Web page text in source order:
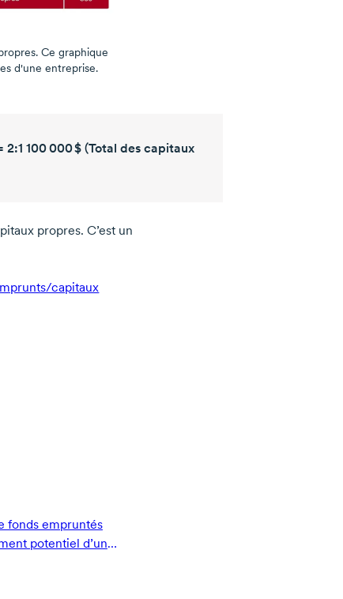
Ce graphique
d'une entreprise.
2:1100 000 $ (Total des capitaux
propres. C’est un
capitaux
fonds empruntés
potentiel d’un